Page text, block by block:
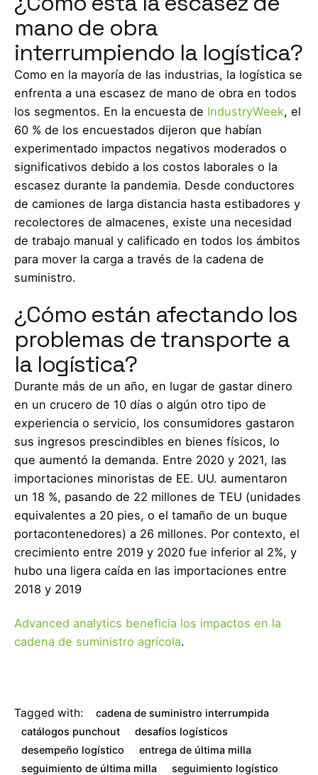
mano de obra
interrumpiendo la logística?
Como en la mayoría de las industrias, la logística se
enfrenta a una escasez de mano de obra en todos
los segmentos. En la encuesta de IndustryWeek, el
60 % de los encuestados dijeron que habían
experimentado impactos negativos moderados o
significativos debido a los costos laborales o la
escasez durante la pandemia. Desde conductores
de camiones de larga distancia hasta estibadores y
recolectores de almacenes, existe una necesidad
de trabajo manual y calificado en todos los ámbitos
para mover la carga a través de la cadena de
suministro.
¿Cómo están afectando los
problemas de transporte a
la logística?
Durante más de un año, en lugar de gastar dinero
en un crucero de 10 días o algún otro tipo de
experiencia o servicio, los consumidores gastaron
sus ingresos prescindibles en bienes físicos, lo
que aumentó la demanda. Entre 2020 y 2021, las
importaciones minoristas de EE. UU. aumentaron
un 18 %, pasando de 22 millones de TEU (unidades
equivalentes a 20 pies, o el tamaño de un buque
portacontenedores) a 26 millones. Por contexto, el
crecimiento entre 2019 y 2020 fue inferior al 2%, y
hubo una ligera caída en las importaciones entre
2018 y 2019
Advanced analytics beneficia los impactos en la
cadena de suministro agrícola.
Tagged with:
cadena de suministro interrumpida
catálogos punchout
desafíos logísticos
desempeño logístico
entrega de última milla
seguimiento de última milla
seguimiento logístico